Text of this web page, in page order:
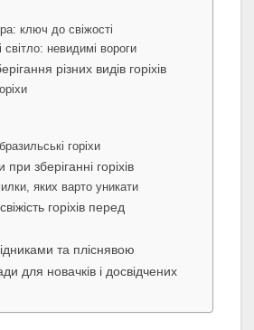
ключ до свіжості
світло: невидимі вороги
різних видів горіхів
горіхи
зберіганні горіхів
яких варто уникати
горіхів перед
та пліснявою
для новачків і досвідчених